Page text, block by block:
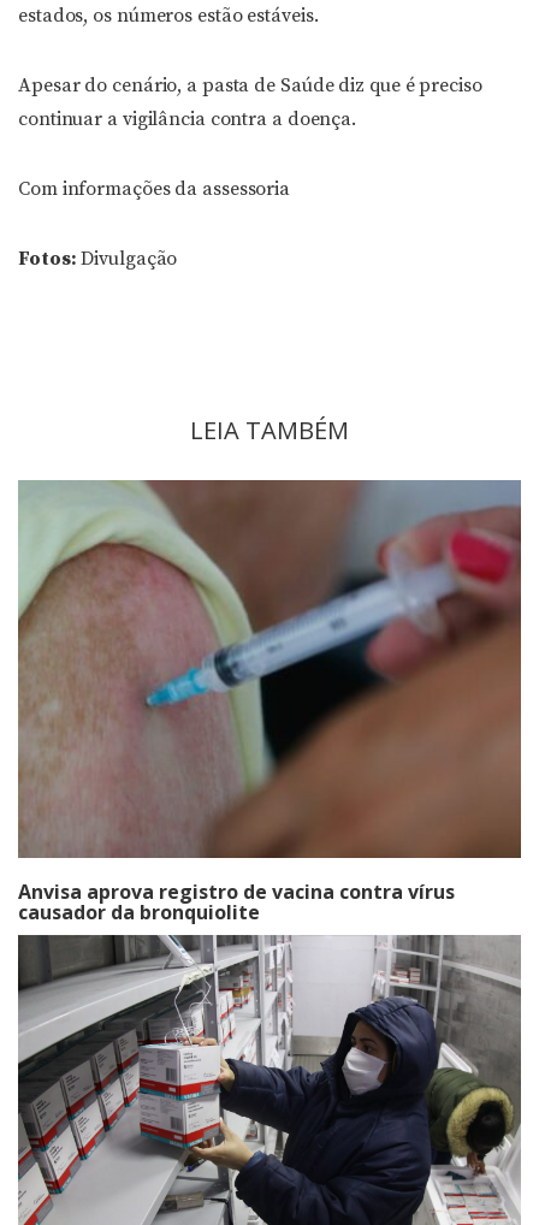
estados, os números estão estáveis.
Apesar do cenário, a pasta de Saúde diz que é preciso
continuar a vigilância contra a doença.
Com informações da assessoria
Fotos: Divulgação
LEIA TAMBÉM
Anvisa aprova registro de vacina contra vírus
causador da bronquiolite